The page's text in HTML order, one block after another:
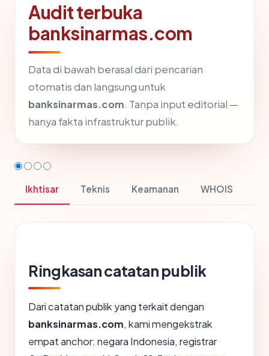
Audit terbuka
banksinarmas.com
Data di bawah berasal dari pencarian
otomatis dan langsung untuk
banksinarmas.com. Tanpa input editorial —
hanya fakta infrastruktur publik.
Ikhtisar Teknis Keamanan WHOIS
Ringkasan catatan publik
Dari catatan publik yang terkait dengan
banksinarmas.com, kami mengekstrak
empat anchor: negara Indonesia, registrar